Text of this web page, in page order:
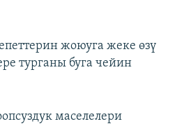
жоюуга жеке өзү
турганы буга чейин
маселелери